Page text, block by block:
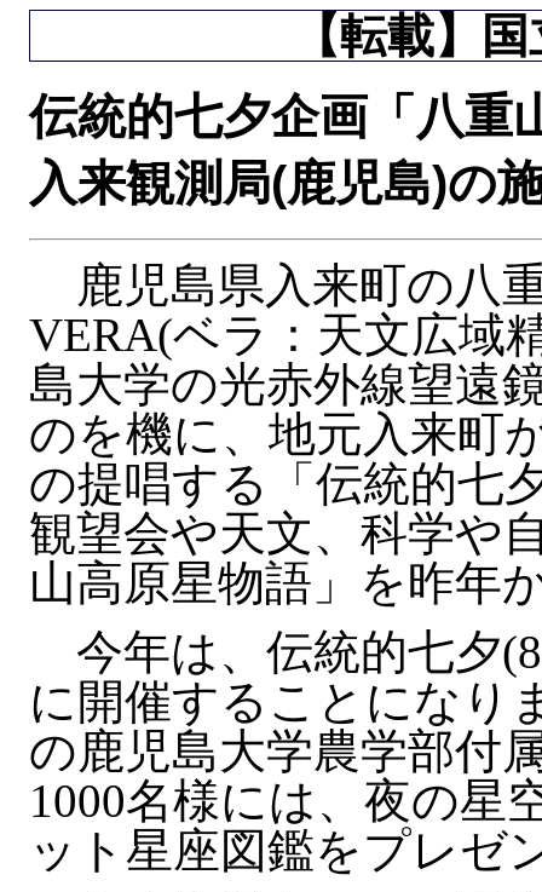
【転載】
伝統的七夕企画「八重
入来観測局(鹿児島)の
鹿児島県入来町の八
VERA(ベラ：天文広域
島大学の光赤外線望遠
のを機に、地元入来町
の提唱する「伝統的七
観望会や天文、科学や
山高原星物語」を昨年
今年は、伝統的七夕
に開催することになり
の鹿児島大学農学部付
1000名様には、夜の星
ット星座図鑑をプレゼ